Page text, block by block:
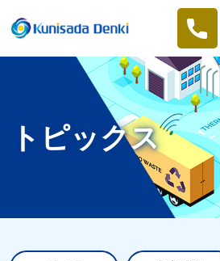
トピックス